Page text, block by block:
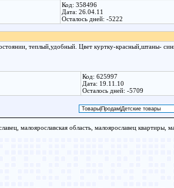
Код: 358496
Дата: 26.04.11
Осталось дней: -5222
теплый,удобный. Цвет куртку-красный,штаны-
Код: 625997
Дата: 19.11.10
Осталось дней: -5709
малоярославская область, малоярославец квартиры,